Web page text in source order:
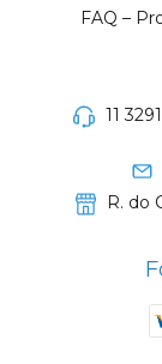
FAQ –
11
R. do